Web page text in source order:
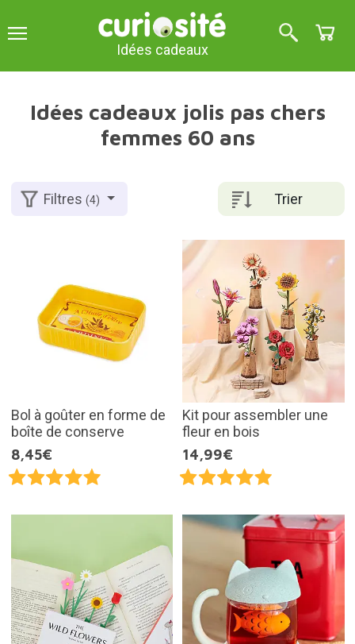
Idées cadeaux
Idées cadeaux jolis pas chers
femmes 60 ans
Trier
Filtres(4)
Bol à goûter en forme de
boîte de conserve
8,45€
Kit pour assembler une
fleur en bois
14,99€